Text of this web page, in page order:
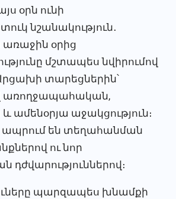
օրն ունի
նշանակություն․
օրից
մշտապես նվիրումով
տարեցներին՝
առողջապահական,
ամենօրյա աջակցություն։
ապրում են տեղահանման
ու նոր
դժվարություններով։
պարզապես խնամքի